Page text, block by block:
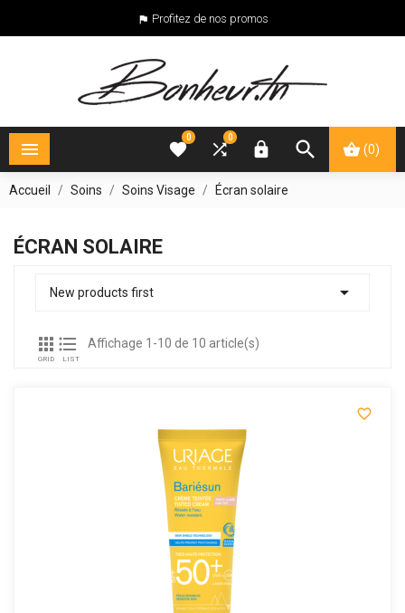
 Profitez de nos promos
 (0)


0

0
Accueil Soins Soins Visage Écran solaire
ÉCRAN SOLAIRE
New products first 

GRID

LIST
Affichage 1-10 de 10 article(s)
